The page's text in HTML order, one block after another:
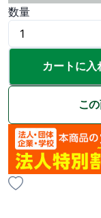
数量
カートに入
こ